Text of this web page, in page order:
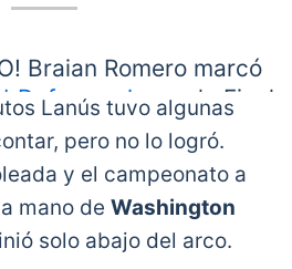
Braian Romero marcó
en la Final
#Sudamericana?
definición, el delantero
partidos y gritó
de
Lanús tuvo algunas
pero no lo logró.
y el campeonato a
mano de Washington
solo abajo del arco.